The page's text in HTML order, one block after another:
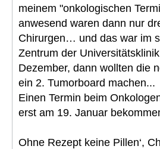
meinem "onkologischen
anwesend waren dann nur
Chirurgen… und das war im
Zentrum der
Dezember, dann wollten die
ein 2. Tumorboard machen...
Einen Termin beim
erst am 19. Januar
Ohne Rezept keine Pillen‘,